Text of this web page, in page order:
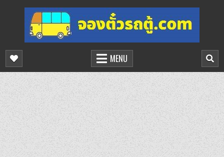
content
จองตั๋วรถตู้ออนไลน์
บริการจองตั๋วรถตู้ออนไลน์
MENU